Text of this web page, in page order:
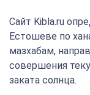
Сайт Kibla.ru
Естошеве по
мазхабам,
совершения
заката солнца.